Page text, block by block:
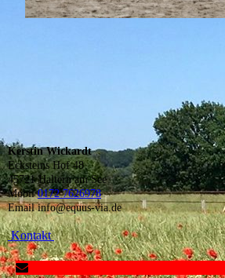
Kerstin Wickardt
Ecksteins Hof 48
45721 Haltern am See
Mobil0172 7626978
Email info@equus-via.de
Kontakt